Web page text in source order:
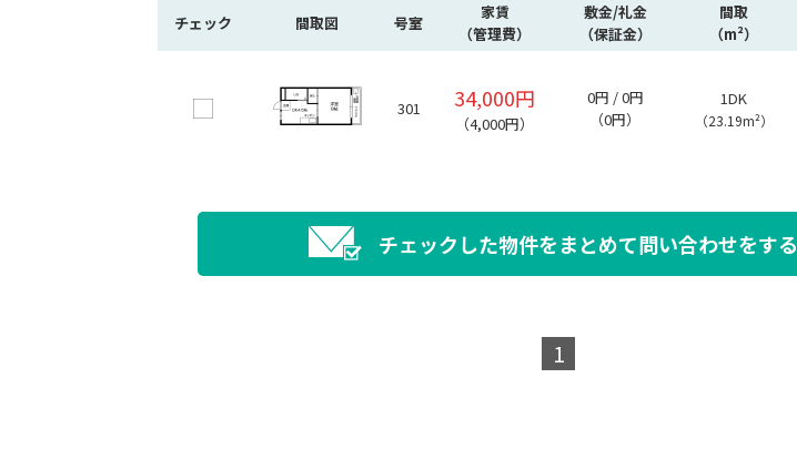
チェック 間取図 号室
家賃
（管理費）
敷金/礼金
（保証金）
間取
（m²）
301 34,000円
（4,000円）
0円 / 0円
（0円）
1DK
（23.19m²）
チェックした物件をまとめて問い合わせをする
1